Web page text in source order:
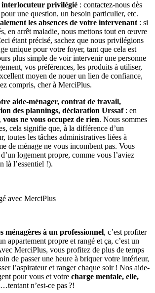
interlocuteur privilégié : contactez-nous dès
une question, un besoin particulier, etc.
les absences de votre intervenant : si
en arrêt maladie, nous mettons tout en œuvre
étant précisé, sachez que nous privilégions
unique pour votre foyer, tant que cela est
plus simple de voir intervenir une personne
vos préférences, les produits à utiliser,
moyen de nouer un lien de confiance,
compris, cher à MerciPlus.
aide-ménager, contrat de travail,
des plannings, déclaration Urssaf: en
vous ne vous occupez de rien. Nous sommes
cela signifie que, à la différence d’un
toutes les tâches administratives liées à
de ménage ne vous incombent pas. Vous
logement propre, comme vous l’aviez
là l’essentiel !).
avec MerciPlus
ménagères à un professionnel, c’est profiter
appartement propre et rangé et ça, c’est un
MerciPlus, vous profitez de plus de temps
de passer une heure à briquer votre intérieur,
l’aspirateur et ranger chaque soir ! Nos aide-
pour vous et votre charge mentale, elle,
…tentant n’est-ce pas ?!